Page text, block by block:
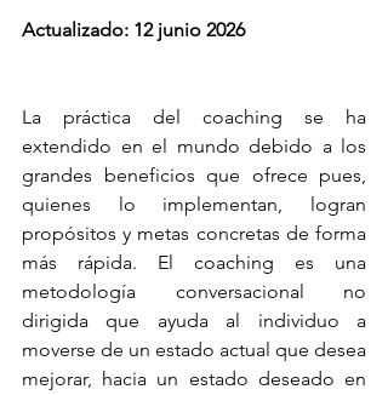
Actualizado: 12 junio 2026
La práctica del coaching se ha
extendido en el mundo debido a los
grandes beneficios que ofrece pues,
quienes lo implementan, logran
propósitos y metas concretas de forma
más rápida. El coaching es una
metodología conversacional no
dirigida que ayuda al individuo a
moverse de un estado actual que desea
mejorar, hacia un estado deseado en